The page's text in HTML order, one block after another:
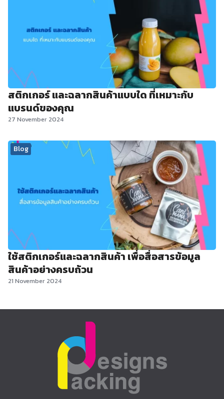
สติกเกอร์ และฉลากสินค้าแบบใด ที่เหมาะกับ
แบรนด์ของคุณ
27 November 2024
Blog
ใช้สติกเกอร์และฉลากสินค้า เพื่อสื่อสารข้อมูล
สินค้าอย่างครบถ้วน
21 November 2024